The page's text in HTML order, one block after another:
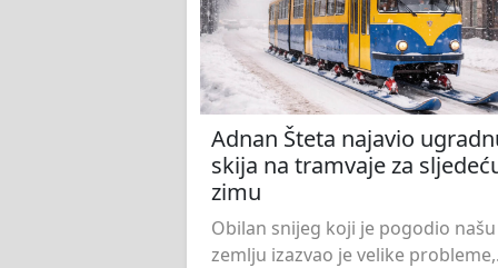
Adnan Šteta najavio
skija na tramvaje za
zimu
Obilan snijeg koji je pogodio našu
zemlju izazvao je velike